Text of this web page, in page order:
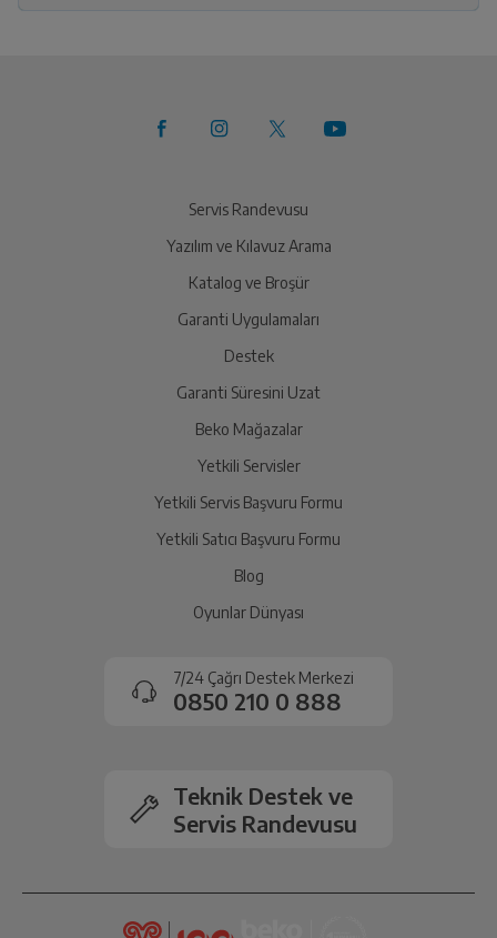
Servis Randevusu
Yazılım ve Kılavuz Arama
Katalog ve Broşür
Garanti Uygulamaları
Destek
Garanti Süresini Uzat
Beko Mağazalar
Yetkili Servisler
Yetkili Servis Başvuru Formu
Yetkili Satıcı Başvuru Formu
Blog
Oyunlar Dünyası
7/24 Çağrı Destek Merkezi
0850 210 0 888
Teknik Destek ve
Servis Randevusu